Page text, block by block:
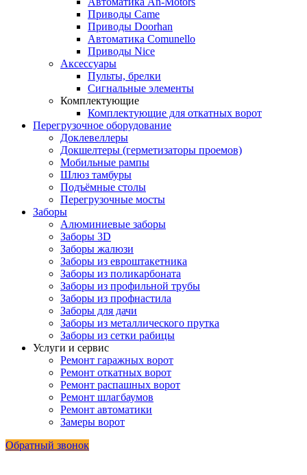
Приводы Came
Приводы Doorhan
Автоматика Comunello
Приводы Nice
Аксессуары
Пульты, брелки
Сигнальные элементы
Комплектующие
Комплектующие для откатных ворот
Перегрузочное оборудование
Доклевеллеры
Докшелтеры (герметизаторы проемов)
Мобильные рампы
Шлюз тамбуры
Подъёмные столы
Перегрузочные мосты
Заборы
Алюминиевые заборы
Заборы 3D
Заборы жалюзи
Заборы из евроштакетника
Заборы из поликарбоната
Заборы из профильной трубы
Заборы из профнастила
Заборы для дачи
Заборы из металлического прутка
Заборы из сетки рабицы
Услуги и сервис
Ремонт гаражных ворот
Ремонт откатных ворот
Ремонт распашных ворот
Ремонт шлагбаумов
Ремонт автоматики
Замеры ворот
Обратный звонок